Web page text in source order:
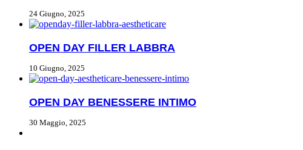
24 Giugno, 2025
OPEN DAY FILLER LABBRA
10 Giugno, 2025
OPEN DAY BENESSERE INTIMO
30 Maggio, 2025